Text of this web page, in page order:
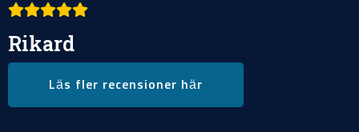
Rikard
Läs fler recensioner här